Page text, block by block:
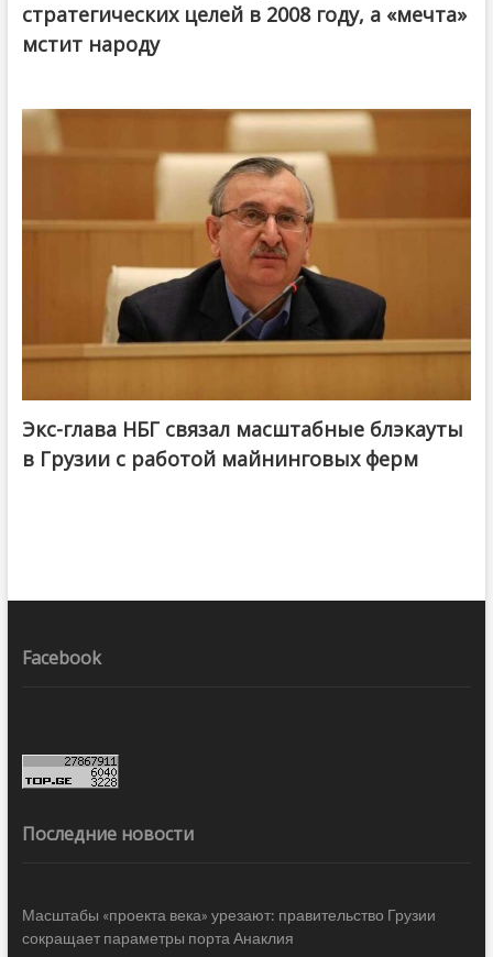
стратегических целей в 2008 году, а «мечта»
мстит народу
Экс-глава НБГ связал масштабные блэкауты
в Грузии с работой майнинговых ферм
Facebook
Последние новости
Масштабы «проекта века» урезают: правительство Грузии
сокращает параметры порта Анаклия